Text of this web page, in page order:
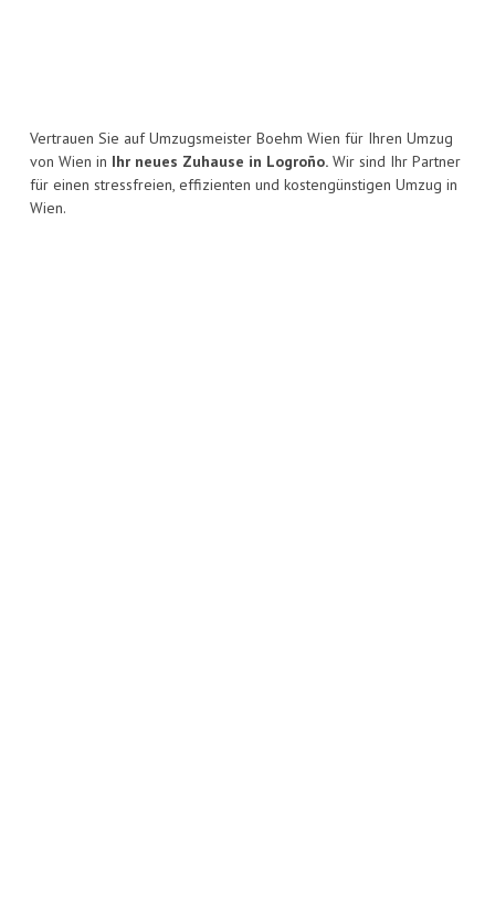
Vertrauen Sie auf Umzugsmeister Boehm Wien für Ihren Umzug
von Wien in Ihr neues Zuhause in Logroño. Wir sind Ihr Partner
für einen stressfreien, effizienten und kostengünstigen Umzug in
Wien.